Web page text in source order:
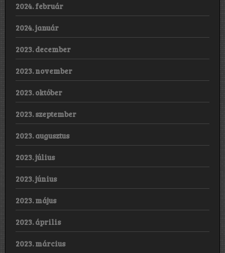
2024. február
2024. január
2023. december
2023. november
2023. október
2023. szeptember
2023. augusztus
2023. július
2023. június
2023. május
2023. április
2023. március